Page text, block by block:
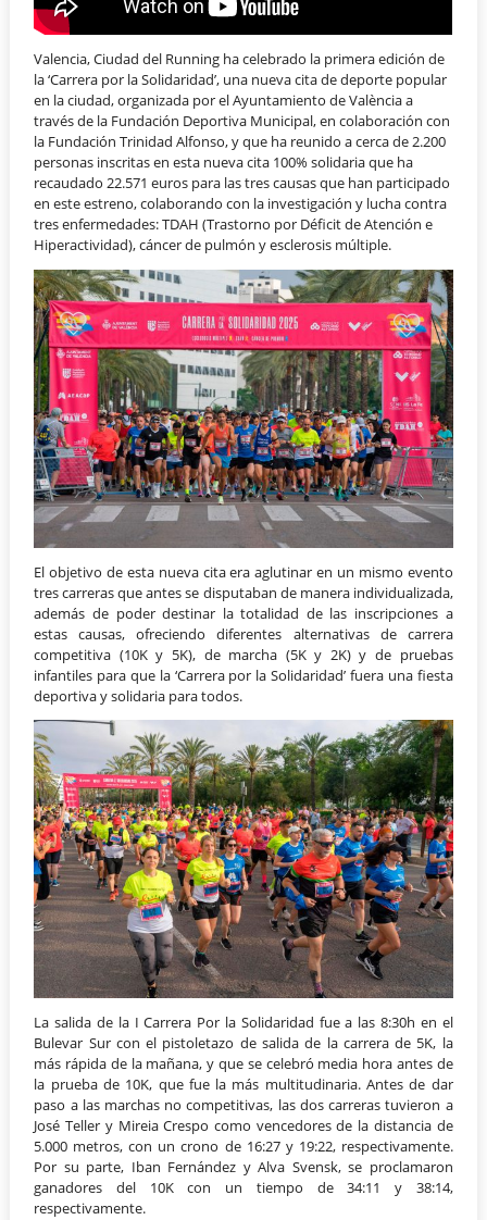
Valencia, Ciudad del Running ha celebrado la primera edición de
la ‘Carrera por la Solidaridad’, una nueva cita de deporte popular
en la ciudad, organizada por el Ayuntamiento de València a
través de la Fundación Deportiva Municipal, en colaboración con
la Fundación Trinidad Alfonso, y que ha reunido a cerca de 2.200
personas inscritas en esta nueva cita 100% solidaria que ha
recaudado 22.571 euros para las tres causas que han participado
en este estreno, colaborando con la investigación y lucha contra
tres enfermedades: TDAH (Trastorno por Déficit de Atención e
Hiperactividad), cáncer de pulmón y esclerosis múltiple.
El objetivo de esta nueva cita era aglutinar en un mismo evento
tres carreras que antes se disputaban de manera individualizada,
además de poder destinar la totalidad de las inscripciones a
estas causas, ofreciendo diferentes alternativas de carrera
competitiva (10K y 5K), de marcha (5K y 2K) y de pruebas
infantiles para que la ‘Carrera por la Solidaridad’ fuera una fiesta
deportiva y solidaria para todos.
La salida de la I Carrera Por la Solidaridad fue a las 8:30h en el
Bulevar Sur con el pistoletazo de salida de la carrera de 5K, la
más rápida de la mañana, y que se celebró media hora antes de
la prueba de 10K, que fue la más multitudinaria. Antes de dar
paso a las marchas no competitivas, las dos carreras tuvieron a
José Teller y Mireia Crespo como vencedores de la distancia de
5.000 metros, con un crono de 16:27 y 19:22, respectivamente.
Por su parte, Iban Fernández y Alva Svensk, se proclamaron
ganadores del 10K con un tiempo de 34:11 y 38:14,
respectivamente.